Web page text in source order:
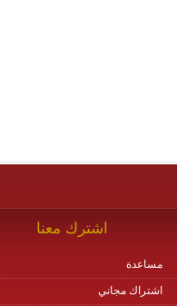
اشترك معنا
مساعدة
اشتراك مجاني